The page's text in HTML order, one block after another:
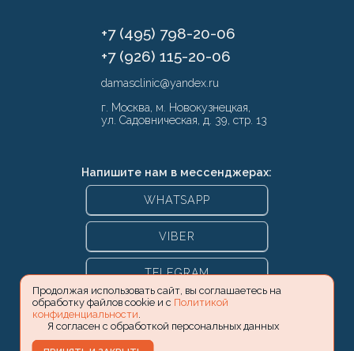
Продолжая использовать сайт, вы соглашаетесь на
обработку файлов cookie и с Политикой
конфиденциальности
Я согласен с обработкой персональных данных
+7 (495) 798-20-06
+7 (926) 115-20-06
damasclinic@yandex.ru
г. Москва, м. Новокузнецкая,
ул. Садовническая, д. 39, стр. 13
Напишите нам в мессенджерах:
WHATSAPP
VIBER
TELEGRAM